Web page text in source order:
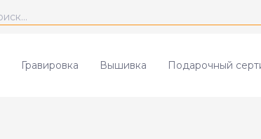
Гравировка Вышивка Подарочный